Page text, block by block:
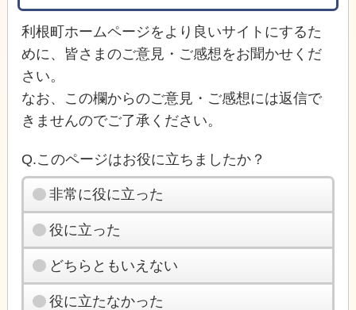
利根町ホームページをより良いサイトにするた
めに、皆さまのご意見・ご感想をお聞かせくだ
さい。
なお、この欄からのご意見・ご感想には返信で
きませんのでご了承ください。
Q.このページはお役に立ちましたか？
非常に役に立った
役に立った
どちらともいえない
役に立たなかった